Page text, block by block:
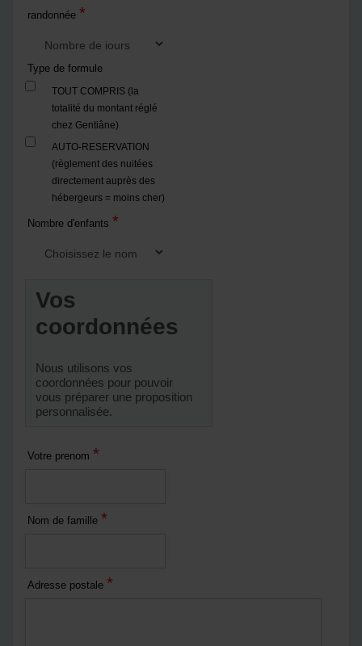
randonnée *
Type de formule
TOUT COMPRIS (la
totalité du montant réglé
chez Gentiâne)
AUTO-RESERVATION
(règlement des nuitées
directement auprès des
hébergeurs = moins cher)
Nombre d'enfants *
Vos
coordonnées
Nous utilisons vos
coordonnées pour pouvoir
vous préparer une proposition
personnalisée.
Votre prenom *
Nom de famille *
Adresse postale *